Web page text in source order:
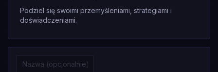
Podziel się swoimi przemyśleniami, strategiami i
doświadczeniami.